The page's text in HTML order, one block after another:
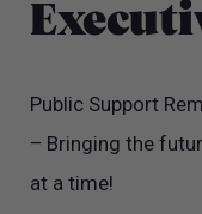
Public Support
– Bringing the
at a time!